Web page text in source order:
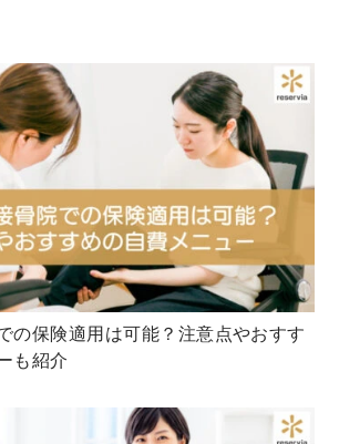
の保険適用は可能？注意点やおすす
も紹介